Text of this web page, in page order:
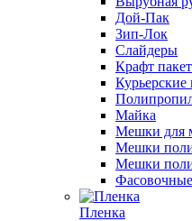
Дой-Пак
Зип-Лок
Слайдеры
Крафт
Майка
Мешки для
Мешки
Мешки
Фасовочные
Пленка